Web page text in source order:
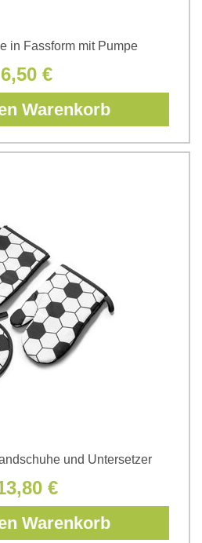
in Fassform mit Pumpe
6,50 €
Warenkorb
und Untersetzer
€
Warenkorb